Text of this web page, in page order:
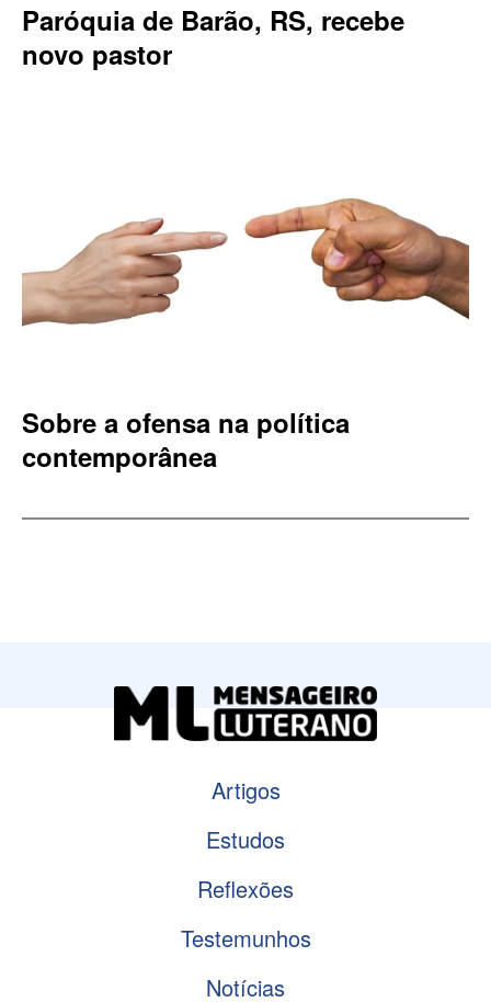
Paróquia de Barão, RS, recebe
novo pastor
Sobre a ofensa na política
contemporânea
Artigos
Estudos
Reflexões
Testemunhos
Notícias